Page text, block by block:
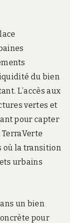
du bien
L’accès aux
vertes et
pour capter
où la transition
urbains
un bien
pour